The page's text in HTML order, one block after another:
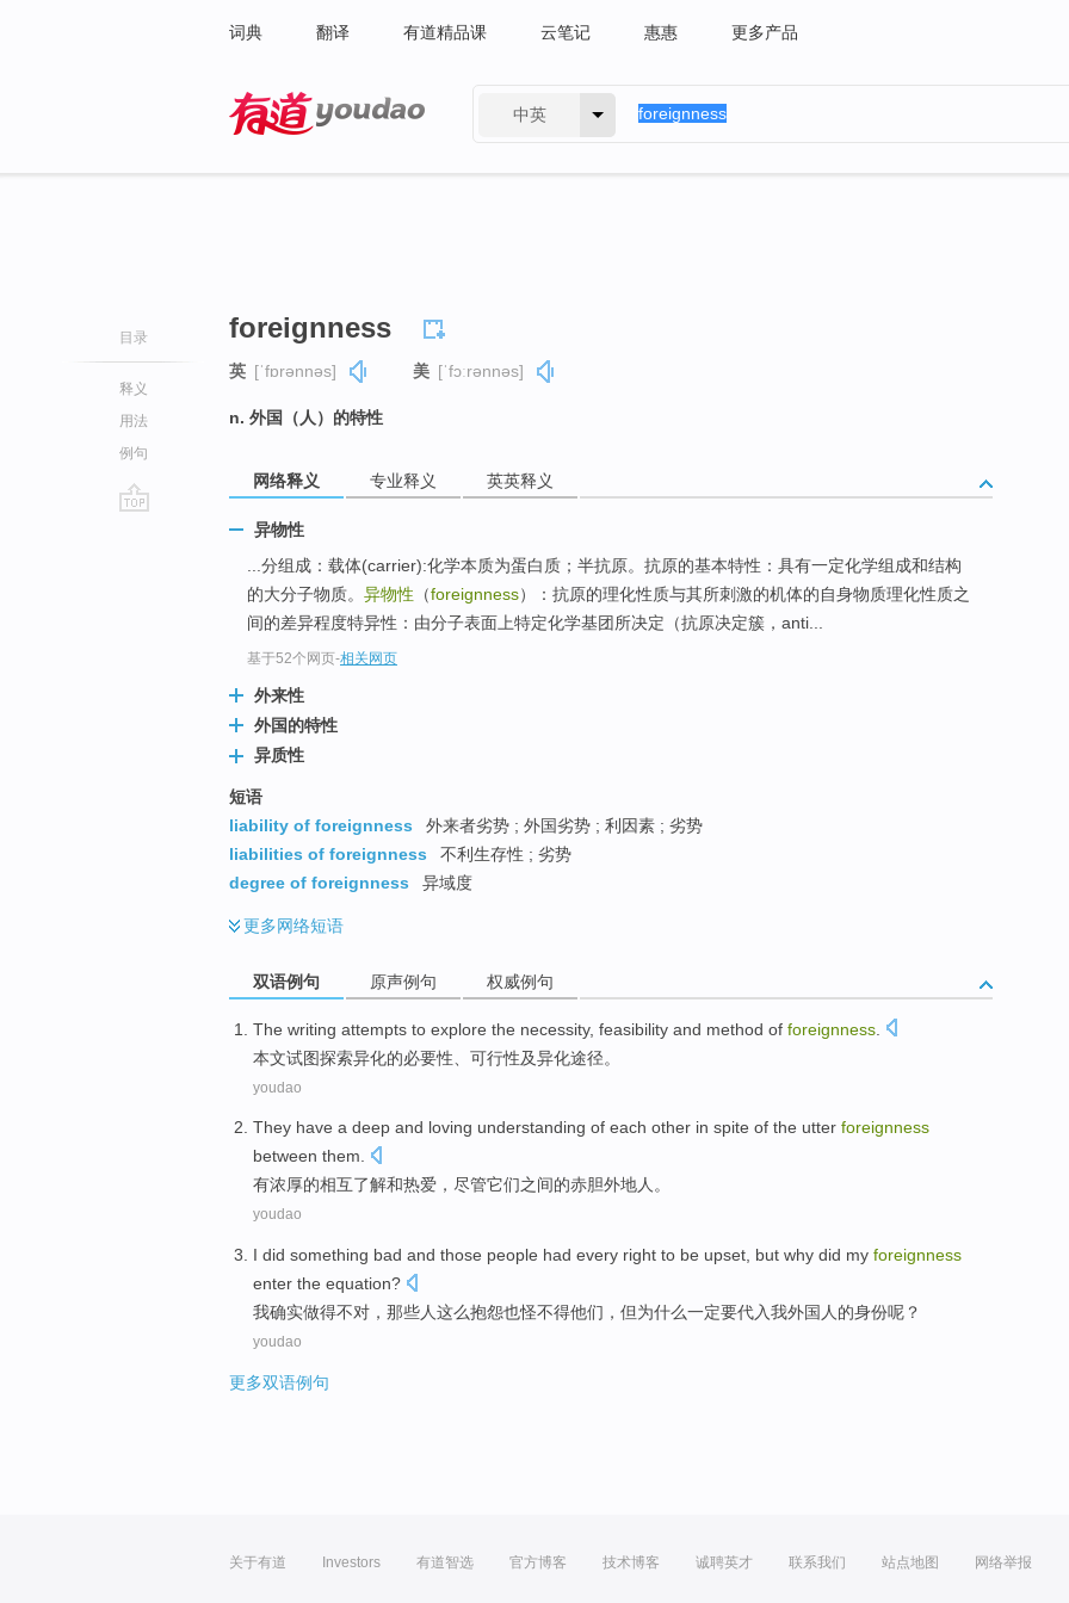
词典 翻译 有道精品课 云笔记 惠惠 更多产品
中英
目录
释义
用法
例句
foreignness
英 [ˈfɒrənnəs] 美 [ˈfɔːrənnəs]
n. 外国（人）的特性
网络释义 专业释义 英英释义
异物性
...分组成：载体(carrier):化学本质为蛋白质；半抗原。抗原的基本特性：具有一定化学组成和结构
的大分子物质。 异物性 （foreignness）：抗原的理化性质与其所刺激的机体的自身物质理化性质之
间的差异程度特异性：由分子表面上特定化学基团所决定（抗原决定簇，anti...
基于52个网页-相关网页
外来性
外国的特性
异质性
短语
liability of foreignness
外来者劣势 ; 外国劣势 ; 利因素 ; 劣势
liabilities of foreignness
不利生存性 ; 劣势
degree of foreignness
异域度
更多网络短语
双语例句 原声例句 权威例句
The writing attempts to explore the necessity, feasibility and method of foreignness
本文试图探索异化的必要性 可行性及异化途径。
youdao
They have a deep and loving understanding of each other in spite of the utter foreignness
between them.
有浓厚的相互了解和热爱 ， 尽管它们之间的赤胆外地人。
youdao
I did something bad and those people had every right to be upset but why did my foreignness
enter the equation?
我确实做得不对 ， 那些人这么抱怨也怪不得他们 ， 但为什么一定要代入我外国人 的身份呢？
youdao
更多双语例句
关于有道 Investors 有道智选 官方博客 技术博客 诚聘英才 联系我们 站点地图 网络举报